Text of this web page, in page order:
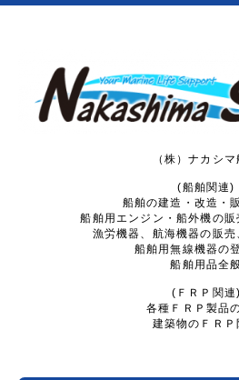
（株）ナカシマ
(船舶関連)
船舶の建造・改造・
船舶用エンジン・船外機の
漁労機器、航海機器の販
船舶用無線機器の
船舶用品全
(ＦＲＰ関連)
各種ＦＲＰ製品
建築物のＦＲＰ